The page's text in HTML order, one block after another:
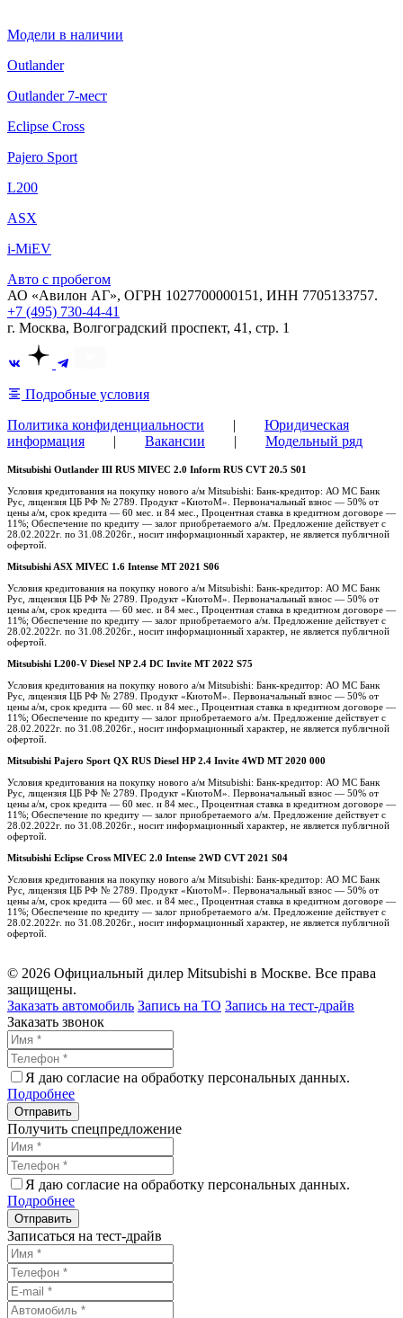
Модели в наличии
Outlander
Outlander 7-мест
Eclipse Cross
Pajero Sport
L200
ASX
i-MiEV
Авто с пробегом
АО «Авилон АГ», ОГРН 1027700000151, ИНН 7705133757.
+7 (495) 730-44-41
г. Москва, Волгоградский проспект, 41, стр. 1
Подробные условия
Политика конфиденциальности | Юридическая
информация | Вакансии | Модельный ряд
Mitsubishi Outlander III RUS MIVEC 2.0 Inform RUS CVT 20.5 S01
Условия кредитования на покупку нового а/м Mitsubishi: Банк-кредитор: АО МС Банк
Рус, лицензия ЦБ РФ № 2789. Продукт «КиотоМ». Первоначальный взнос — 50% от
цены а/м, срок кредита — 60 мес. и 84 мес., Процентная ставка в кредитном договоре —
11%; Обеспечение по кредиту — залог приобретаемого а/м. Предложение действует с
28.02.2022г. по 31.08.2026г., носит информационный характер, не является публичной
офертой.
Mitsubishi ASX MIVEC 1.6 Intense MT 2021 S06
Условия кредитования на покупку нового а/м Mitsubishi: Банк-кредитор: АО МС Банк
Рус, лицензия ЦБ РФ № 2789. Продукт «КиотоМ». Первоначальный взнос — 50% от
цены а/м, срок кредита — 60 мес. и 84 мес., Процентная ставка в кредитном договоре —
11%; Обеспечение по кредиту — залог приобретаемого а/м. Предложение действует с
28.02.2022г. по 31.08.2026г., носит информационный характер, не является публичной
офертой.
Mitsubishi L200-V Diesel NP 2.4 DC Invite MT 2022 S75
Условия кредитования на покупку нового а/м Mitsubishi: Банк-кредитор: АО МС Банк
Рус, лицензия ЦБ РФ № 2789. Продукт «КиотоМ». Первоначальный взнос — 50% от
цены а/м, срок кредита — 60 мес. и 84 мес., Процентная ставка в кредитном договоре —
11%; Обеспечение по кредиту — залог приобретаемого а/м. Предложение действует с
28.02.2022г. по 31.08.2026г., носит информационный характер, не является публичной
офертой.
Mitsubishi Pajero Sport QX RUS Diesel HP 2.4 Invite 4WD MT 2020 000
Условия кредитования на покупку нового а/м Mitsubishi: Банк-кредитор: АО МС Банк
Рус, лицензия ЦБ РФ № 2789. Продукт «КиотоМ». Первоначальный взнос — 50% от
цены а/м, срок кредита — 60 мес. и 84 мес., Процентная ставка в кредитном договоре —
11%; Обеспечение по кредиту — залог приобретаемого а/м. Предложение действует с
28.02.2022г. по 31.08.2026г., носит информационный характер, не является публичной
офертой.
Mitsubishi Eclipse Cross MIVEC 2.0 Intense 2WD CVT 2021 S04
Условия кредитования на покупку нового а/м Mitsubishi: Банк-кредитор: АО МС Банк
Рус, лицензия ЦБ РФ № 2789. Продукт «КиотоМ». Первоначальный взнос — 50% от
цены а/м, срок кредита — 60 мес. и 84 мес., Процентная ставка в кредитном договоре —
11%; Обеспечение по кредиту — залог приобретаемого а/м. Предложение действует с
28.02.2022г. по 31.08.2026г., носит информационный характер, не является публичной
офертой.
© 2026 Официальный дилер Mitsubishi в Москве. Все права
защищены.
Заказать автомобиль Запись на ТО Запись на тест-драйв
Заказать звонок
Я даю согласие на обработку персональных данных.
Подробнее
Получить спецпредложение
Я даю согласие на обработку персональных данных.
Подробнее
Записаться на тест-драйв